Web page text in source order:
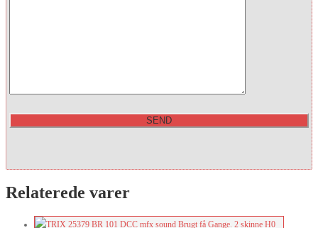
Relaterede varer